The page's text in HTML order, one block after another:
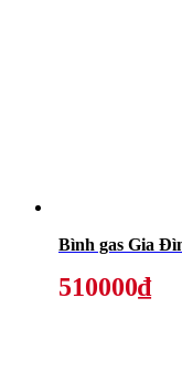
Bình gas Gia
510000₫